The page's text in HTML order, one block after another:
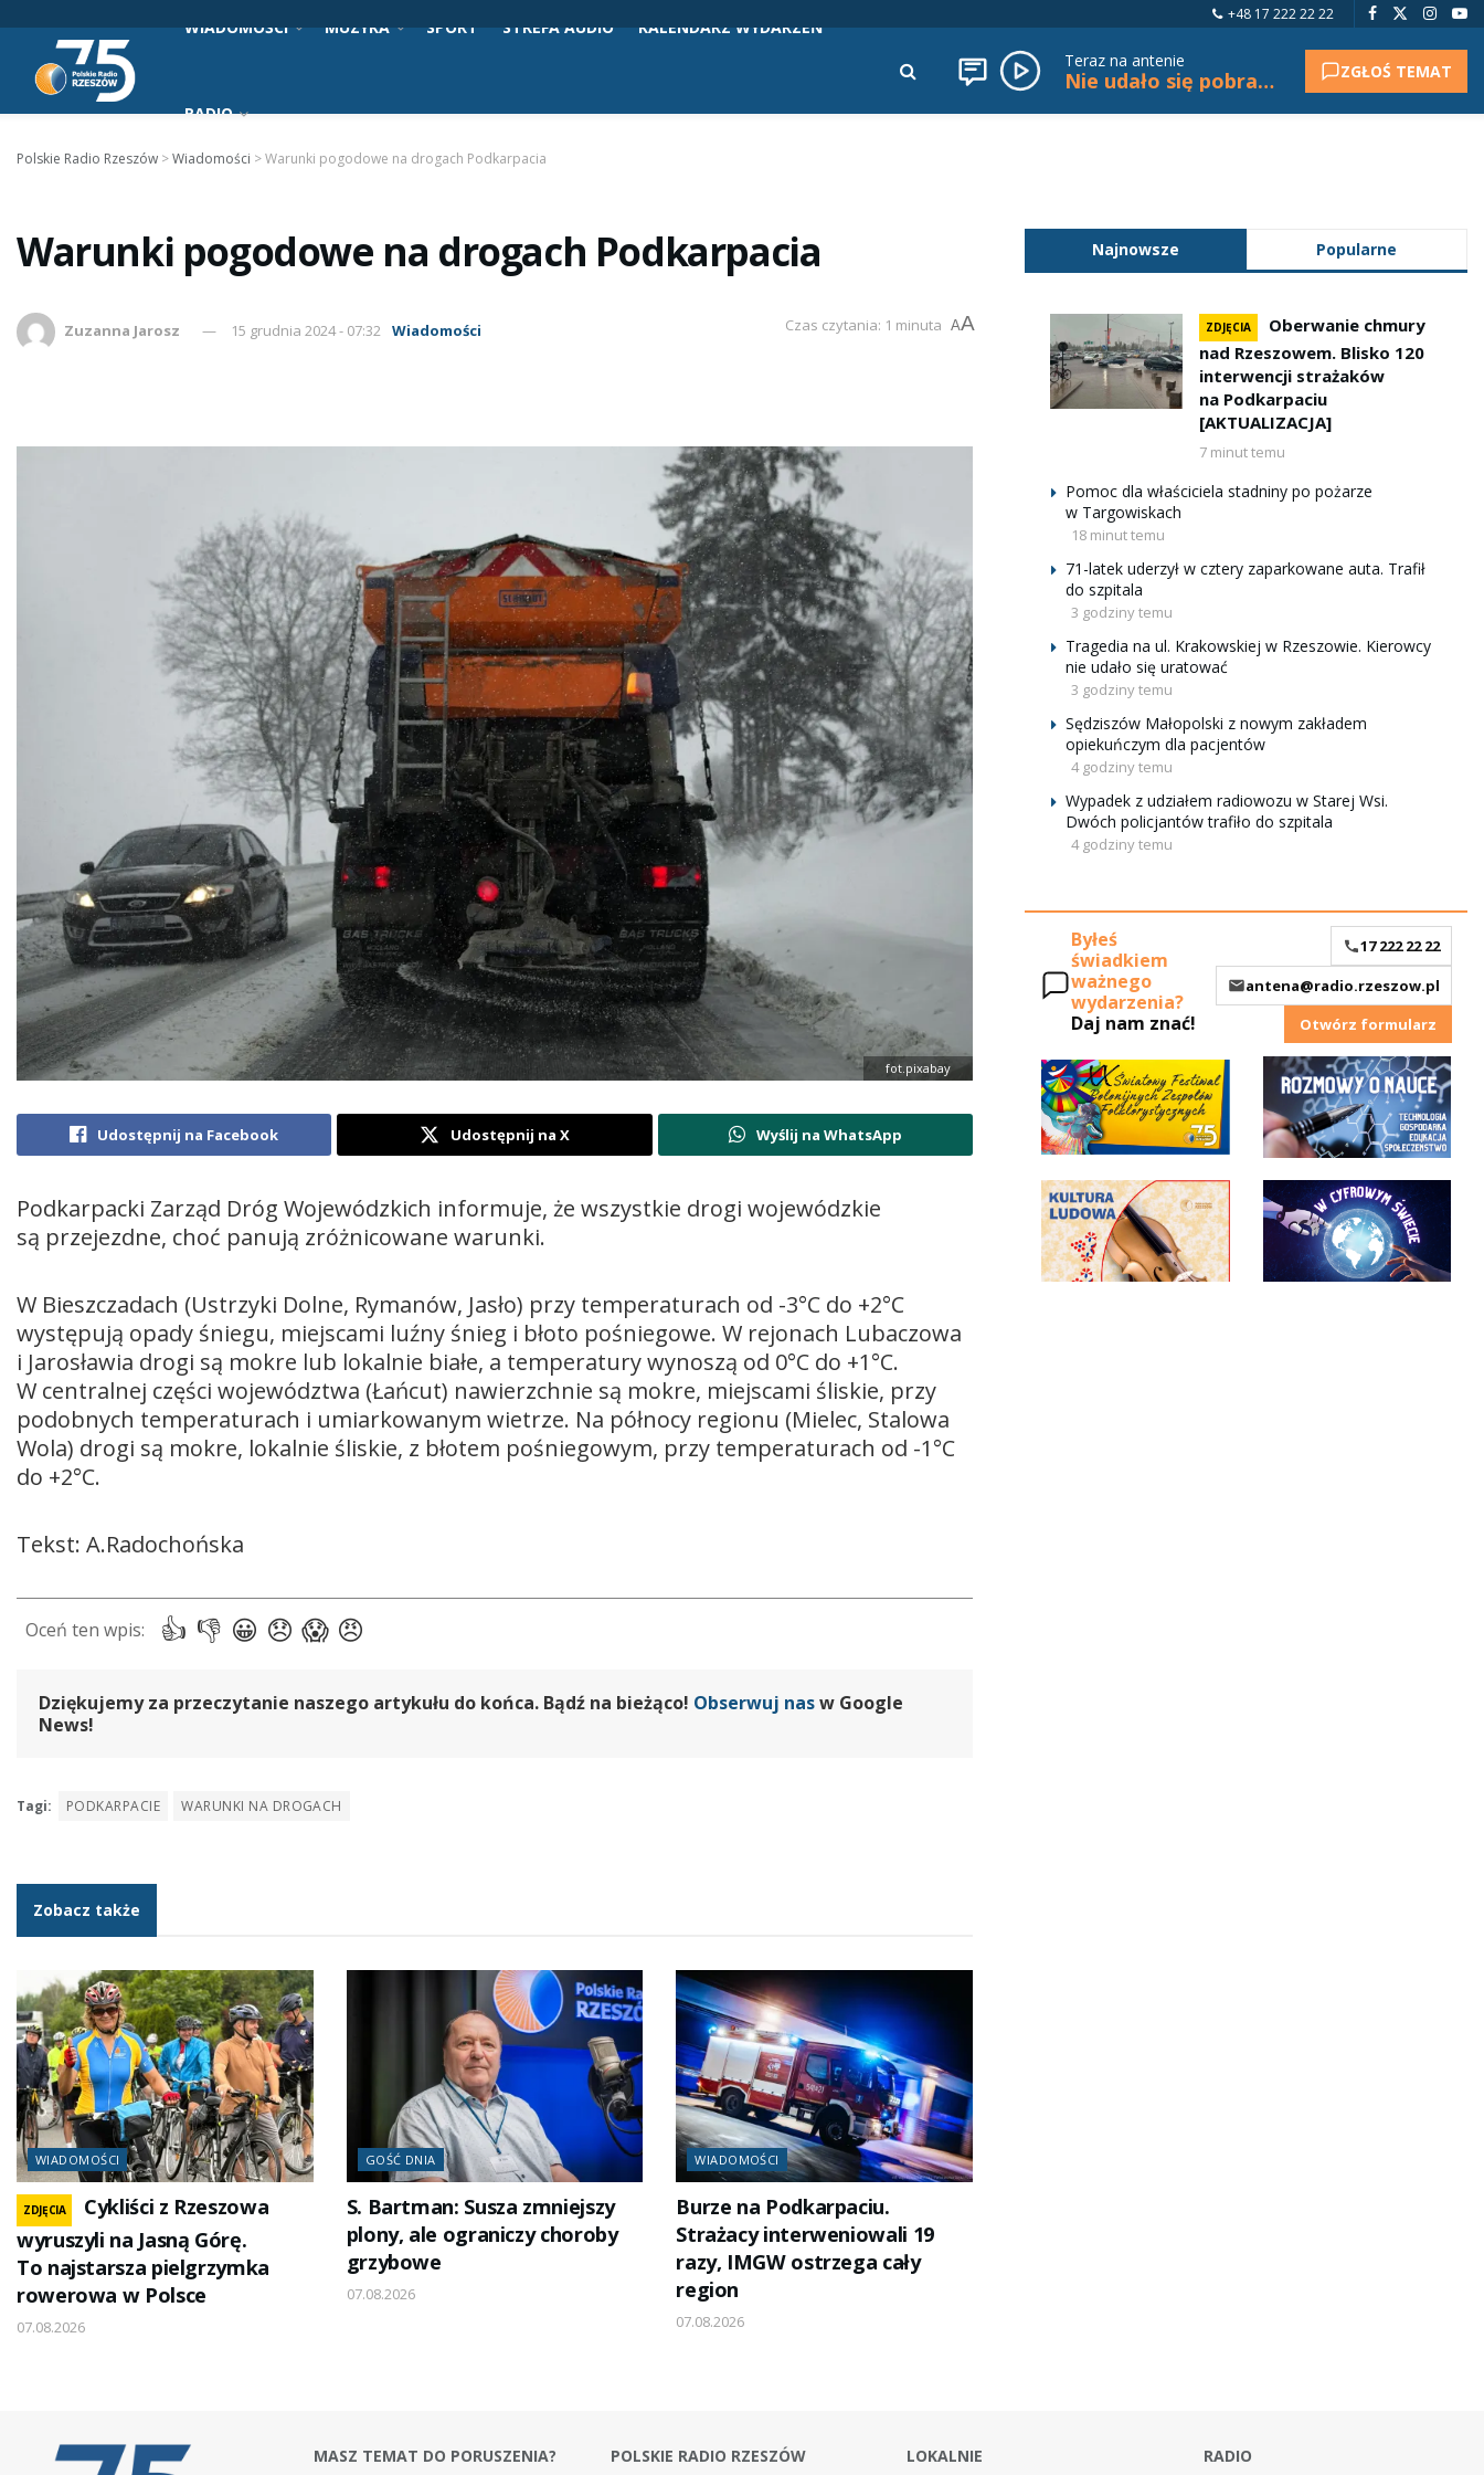
+48 17 222 22 22
WIADOMOŚCI MUZYKA SPORT STREFA AUDIO KALENDARZ WYDARZEŃ
RADIO
Teraz na antenie
Nie udało się pobrać tytułu. ZGŁOŚ TEMAT
Polskie Radio Rzeszów >Wiadomości >Warunki pogodowe na drogach Podkarpacia
Warunki pogodowe na drogach Podkarpacia
Zuzanna Jarosz 15 grudnia 2024 - 07:32 Wiadomości Czas czytania: 1 minuta AA
fot.pixabay
Udostępnij na Facebook Udostępnij na X Wyślij na WhatsApp
Podkarpacki Zarząd Dróg Wojewódzkich informuje, że wszystkie drogi wojewódzkie
są przejezdne, choć panują zróżnicowane warunki.
W Bieszczadach (Ustrzyki Dolne, Rymanów, Jasło) przy temperaturach od -3°C do +2°C
występują opady śniegu, miejscami luźny śnieg i błoto pośniegowe. W rejonach Lubaczowa
i Jarosławia drogi są mokre lub lokalnie białe, a temperatury wynoszą od 0°C do +1°C.
W centralnej części województwa (Łańcut) nawierzchnie są mokre, miejscami śliskie, przy
podobnych temperaturach i umiarkowanym wietrze. Na północy regionu (Mielec, Stalowa
Wola) drogi są mokre, lokalnie śliskie, z błotem pośniegowym, przy temperaturach od -1°C
do +2°C.
Tekst: A.Radochońska
Dziękujemy za przeczytanie naszego artykułu do końca. Bądź na bieżąco! Obserwuj nasw Google
News!
Tagi: PODKARPACIE WARUNKI NA DROGACH
Zobacz także
WIADOMOŚCI
ZDJĘCIA
Cykliści z Rzeszowa
wyruszyli na Jasną Górę.
To najstarsza pielgrzymka
rowerowa w Polsce
07.08.2026
GOŚĆ DNIA
S. Bartman: Susza zmniejszy
plony, ale ograniczy choroby
grzybowe
07.08.2026
WIADOMOŚCI
Burze na Podkarpaciu.
Strażacy interweniowali 19
razy, IMGW ostrzega cały
region
07.08.2026
Najnowsze Popularne
ZDJĘCIA
Oberwanie chmury
nad Rzeszowem. Blisko 120
interwencji strażaków
na Podkarpaciu
[AKTUALIZACJA]
7 minut temu
Pomoc dla właściciela stadniny po pożarze
w Targowiskach
18 minut temu
71-latek uderzył w cztery zaparkowane auta. Trafił
do szpitala
3 godziny temu
Tragedia na ul. Krakowskiej w Rzeszowie. Kierowcy
nie udało się uratować
3 godziny temu
Sędziszów Małopolski z nowym zakładem
opiekuńczym dla pacjentów
4 godziny temu
Wypadek z udziałem radiowozu w Starej Wsi.
Dwóch policjantów trafiło do szpitala
4 godziny temu
Byłeś
świadkiem
ważnego
wydarzenia?
Daj nam znać!
17 222 22 22
antena@radio.rzeszow.pl
Otwórz formularz
MASZ TEMAT DO PORUSZENIA? POLSKIE RADIO RZESZÓW LOKALNIE RADIO